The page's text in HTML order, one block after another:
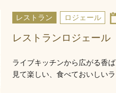
レストラン ロジェール
レストランロジェー
ライブキッチンから広がる香
見て楽しい、食べておいしい